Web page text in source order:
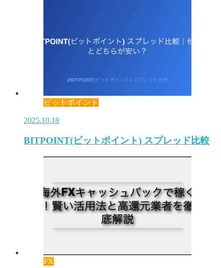
ビットポイント
2025.10.18
BITPOINT(ビットポイント) スプレッド比較
FX